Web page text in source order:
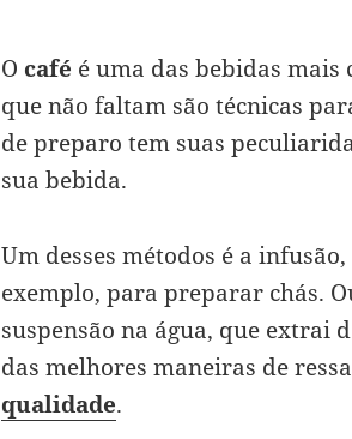
O café é uma das bebidas mais
que não faltam são técnicas
de preparo tem suas
sua bebida.
Um desses métodos é a
exemplo, para preparar chás.
suspensão na água, que extrai
das melhores maneiras de
qualidade.